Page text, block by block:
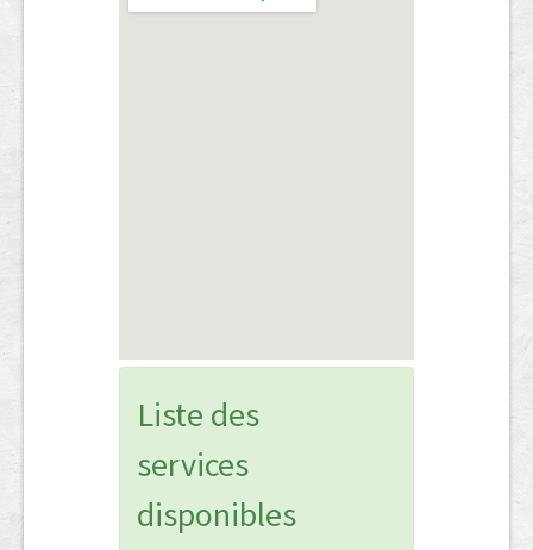
Liste des
services
disponibles